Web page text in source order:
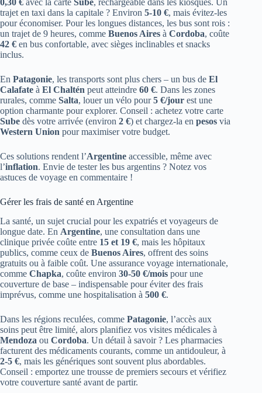
0,30 € avec la carte Sube, rechargeable dans les kiosques. Un
trajet en taxi dans la capitale ? Environ 5-10 €, mais évitez-les
pour économiser. Pour les longues distances, les bus sont rois :
un trajet de 9 heures, comme Buenos Aires à Cordoba, coûte
42 € en bus confortable, avec sièges inclinables et snacks
inclus.
En Patagonie, les transports sont plus chers – un bus de El
Calafate à El Chaltén peut atteindre 60 €. Dans les zones
rurales, comme Salta, louer un vélo pour5 €/jour est une
option charmante pour explorer. Conseil : achetez votre carte
Sube dès votre arrivée (environ 2 €) et chargez-la en pesos via
Western Union pour maximiser votre budget.
Ces solutions rendent l’Argentine accessible, même avec
l’inflation. Envie de tester les bus argentins ? Notez vos
astuces de voyage en commentaire !
Gérer les frais de santé en Argentine
La santé, un sujet crucial pour les expatriés et voyageurs de
longue date. En Argentine, une consultation dans une
clinique privée coûte entre 15 et 19 €, mais les hôpitaux
publics, comme ceux de Buenos Aires, offrent des soins
gratuits ou à faible coût. Une assurance voyage internationale,
comme Chapka, coûte environ 30-50 €/mois pour une
couverture de base – indispensable pour éviter des frais
imprévus, comme une hospitalisation à 500 €.
Dans les régions reculées, comme Patagonie, l’accès aux
soins peut être limité, alors planifiez vos visites médicales à
Mendoza ou Cordoba. Un détail à savoir ? Les pharmacies
facturent des médicaments courants, comme un antidouleur, à
2-5 €, mais les génériques sont souvent plus abordables.
Conseil : emportez une trousse de premiers secours et vérifiez
votre couverture santé avant de partir.